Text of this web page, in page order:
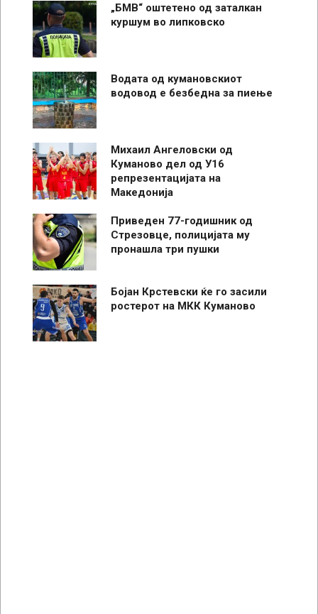
„БМВ“ оштетено од заталкан
куршум во липковско
Водата од кумановскиот
водовод е безбедна за пиење
Михаил Ангеловски од
Куманово дел од У16
репрезентацијата на
Македонија
Приведен 77-годишник од
Стрезовце, полицијата му
пронашла три пушки
Бојан Крстевски ќе го засили
ростерот на МКК Куманово